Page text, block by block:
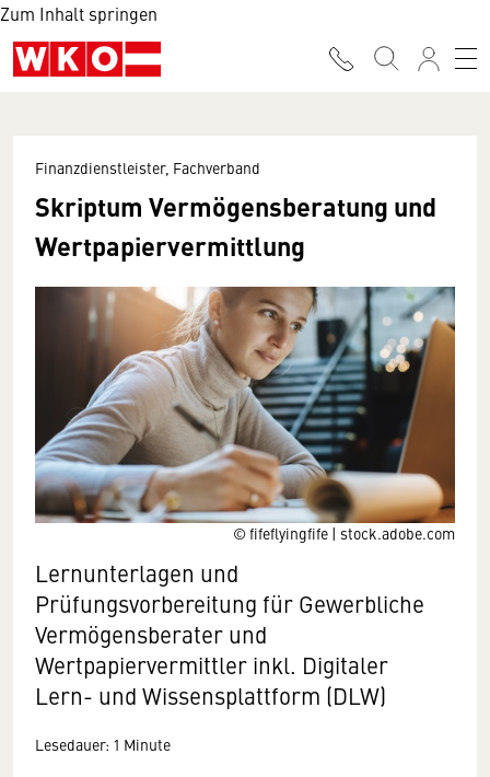
Zum Inhalt springen
© fifeflyingfife | stock.adobe.com
Finanzdienstleister, Fachverband
Skriptum Vermögensberatung und
Wertpapiervermittlung
Lernunterlagen und
Prüfungsvorbereitung für Gewerbliche
Vermögensberater und
Wertpapiervermittler inkl. Digitaler
Lern- und Wissensplattform (DLW)
Lesedauer: 1 Minute